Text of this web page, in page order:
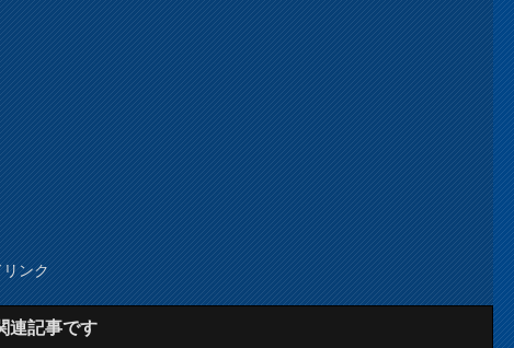
ンク
連記事です